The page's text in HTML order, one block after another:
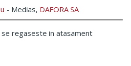
- Medias, DAFORA SA
regaseste in atasament